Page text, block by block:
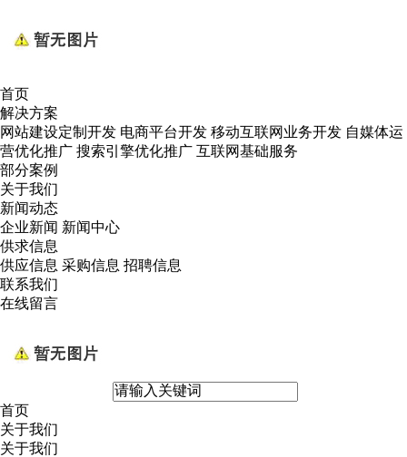
首页
解决方案
网站建设定制开发 电商平台开发 移动互联网业务开发 自媒体运
营优化推广 搜索引擎优化推广 互联网基础服务
部分案例
关于我们
新闻动态
企业新闻 新闻中心
供求信息
供应信息 采购信息 招聘信息
联系我们
在线留言
首页
关于我们
关于我们